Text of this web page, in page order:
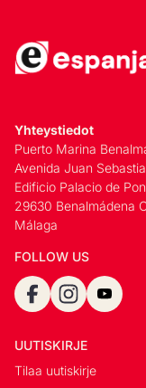
Yhteystiedot
Puerto Marina
Avenida Juan
Edificio Palacio de
29630 Benalmádena
Málaga
FOLLOW US
UUTISKIRJE
Tilaa uutiskirje